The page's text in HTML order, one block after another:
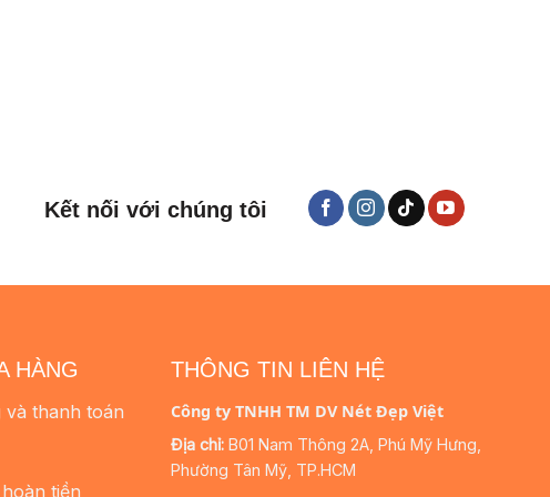
Kết nối với chúng tôi
HÀNG
và thanh toán
tiền
THÔNG TIN LIÊN HỆ
Công ty TNHH TM DV Nét Đẹp Việt
Địa chỉ:B01 Nam Thông 2A, Phú Mỹ Hưng,
Phường Tân Mỹ, TP.HCM